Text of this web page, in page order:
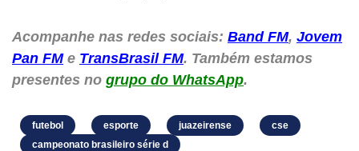
Acompanhe nas redes sociais: Band FM, Jovem
Pan FMe TransBrasil FM. Também estamos
presentes no grupo do WhatsApp.
futebol esporte juazeirense
cse
campeonato brasileiro série d